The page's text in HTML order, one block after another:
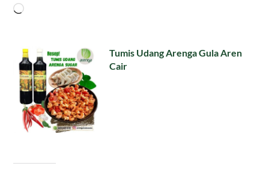
Memuat...
Tumis Udang Arenga Gula Aren
Cair